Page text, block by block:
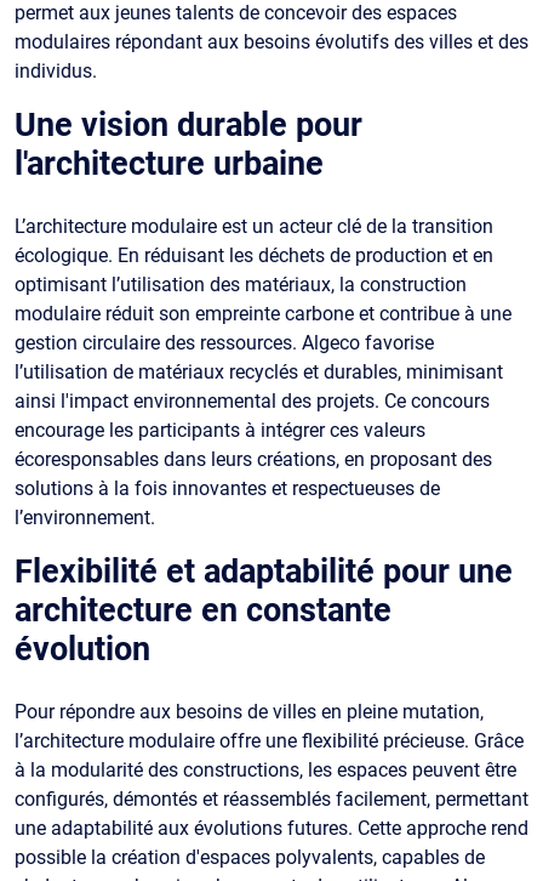
permet aux jeunes talents de concevoir des espaces
modulaires répondant aux besoins évolutifs des villes et des
individus.
Une vision durable pour
l'architecture urbaine
L’architecture modulaire est un acteur clé de la transition
écologique. En réduisant les déchets de production et en
optimisant l’utilisation des matériaux, la construction
modulaire réduit son empreinte carbone et contribue à une
gestion circulaire des ressources. Algeco favorise
l’utilisation de matériaux recyclés et durables, minimisant
ainsi l'impact environnemental des projets. Ce concours
encourage les participants à intégrer ces valeurs
écoresponsables dans leurs créations, en proposant des
solutions à la fois innovantes et respectueuses de
l’environnement.
Flexibilité et adaptabilité pour une
architecture en constante
évolution
Pour répondre aux besoins de villes en pleine mutation,
l’architecture modulaire offre une flexibilité précieuse. Grâce
à la modularité des constructions, les espaces peuvent être
configurés, démontés et réassemblés facilement, permettant
une adaptabilité aux évolutions futures. Cette approche rend
possible la création d'espaces polyvalents, capables de